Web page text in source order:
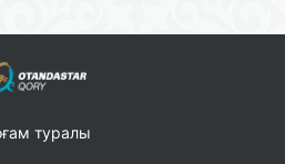
туралы